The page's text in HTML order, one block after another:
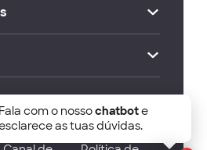
School of Economics
2026
Fala com o nossochatbote
as tuas dúvidas.